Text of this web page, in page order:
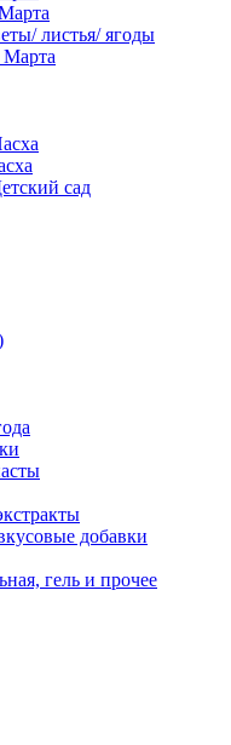
листья/ ягоды
Марта
сад
добавки
гель и прочее